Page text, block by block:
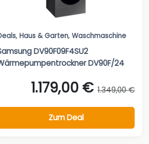
, Haus & Garten, Waschmaschine
DV90F09F4SU2
DV90F/24
1.179,00 € 1.349,00 €
Zum Deal